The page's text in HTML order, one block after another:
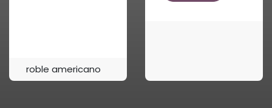
roble americano